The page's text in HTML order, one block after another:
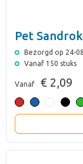
Pet Sandrok
Bezorgd op 24-08
Vanaf 150 stuks
Vanaf € 2,09